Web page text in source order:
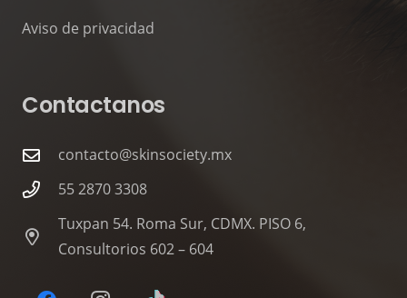
Aviso de privacidad
Contactanos
contacto@skinsociety.mx
55 2870 3308
Tuxpan 54. Roma Sur, CDMX. PISO 6,
Consultorios 602 – 604